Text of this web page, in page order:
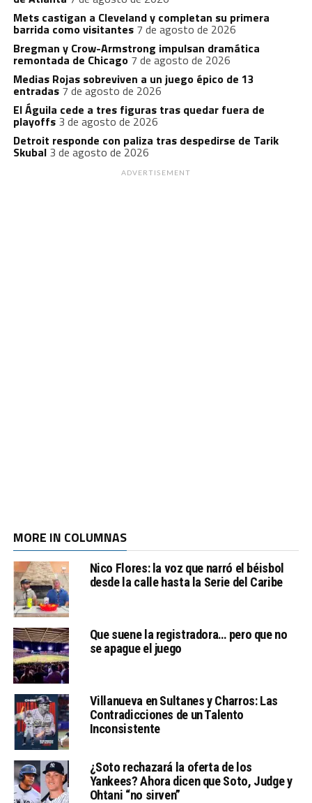
Mets castigan a Cleveland y completan su primera
barrida como visitantes 7 de agosto de 2026
Bregman y Crow-Armstrong impulsan dramática
remontada de Chicago 7 de agosto de 2026
Medias Rojas sobreviven a un juego épico de 13
entradas 7 de agosto de 2026
El Águila cede a tres figuras tras quedar fuera de
playoffs 3 de agosto de 2026
Detroit responde con paliza tras despedirse de Tarik
Skubal 3 de agosto de 2026
ADVERTISEMENT
MORE IN COLUMNAS
Nico Flores: la voz que narró el béisbol
desde la calle hasta la Serie del Caribe
Que suene la registradora… pero que no
se apague el juego
Villanueva en Sultanes y Charros: Las
Contradicciones de un Talento
Inconsistente
¿Soto rechazará la oferta de los
Yankees? Ahora dicen que Soto, Judge y
Ohtani “no sirven”